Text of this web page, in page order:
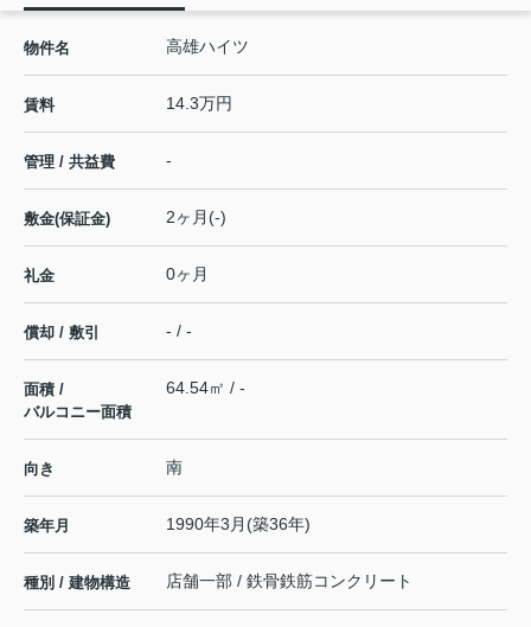
物件名 高雄ハイツ
賃料 14.3万円
管理 / 共益費 -
敷金(保証金) 2ヶ月(-)
礼金 0ヶ月
償却 / 敷引 - / -
面積 /
バルコニー面積
64.54㎡ / -
向き 南
築年月 1990年3月(築36年)
種別 / 建物構造 店舗一部 / 鉄骨鉄筋コンクリート